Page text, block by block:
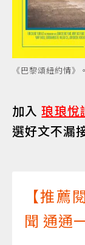
《巴黎頌紐約情
加入琅琅
選好文不漏
【推薦
聞 通通